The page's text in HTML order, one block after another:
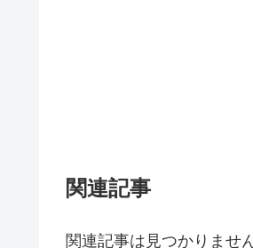
関連記事
関連記事は見つかりませ